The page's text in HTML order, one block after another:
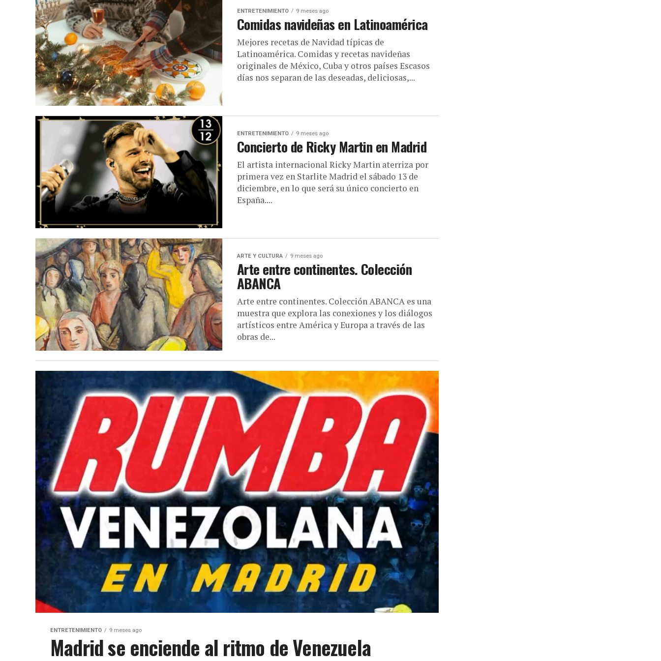
ENTRETENIMIENTO 9 meses ago
Comidas navideñas en Latinoamérica
Mejores recetas de Navidad típicas de
Latinoamérica. Comidas y recetas navideñas
originales de México, Cuba y otros países Escasos
días nos separan de las deseadas, deliciosas,...
ENTRETENIMIENTO 9 meses ago
Concierto de Ricky Martin en Madrid
El artista internacional Ricky Martin aterriza por
primera vez en Starlite Madrid el sábado 13 de
diciembre, en lo que será su único concierto en
España....
ARTE Y CULTURA 9 meses ago
Arte entre continentes. Colección
ABANCA
Arte entre continentes. Colección ABANCA es una
muestra que explora las conexiones y los diálogos
artísticos entre América y Europa a través de las
obras de...
ENTRETENIMIENTO 9 meses ago
Madrid se enciende al ritmo de Venezuela